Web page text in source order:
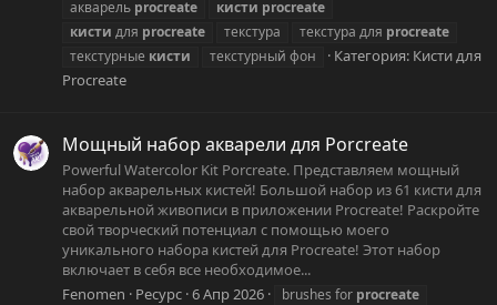
акварель procreate кисти procreate
кисти для procreate текстура текстура для procreate
текстурные кисти текстурный фон Категория: Кисти для
Procreate
Мощный набор акварели для Porcreate
Powerful Watercolor Kit Porcreate. Представляем мощный
набор акварельных кистей! Большой набор из 61 кисти для
акварельной живописи в приложении Procreate! Раскройте
свой творческий потенциал с помощью моего
уникального набора кистей для Procreate! Этот набор
включает в себя все необходимое...
Fenomen
Ресурс 6 Апр 2026 brushes for procreate